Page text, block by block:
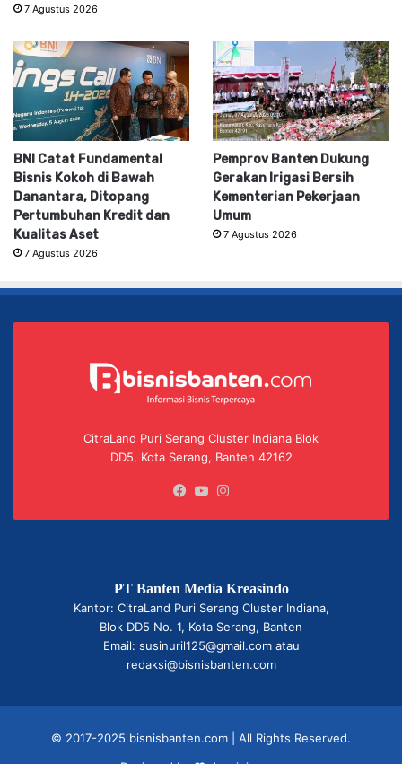
7 Agustus 2026
BNI Catat Fundamental
Bisnis Kokoh di Bawah
Danantara, Ditopang
Pertumbuhan Kredit dan
Kualitas Aset
7 Agustus 2026
Pemprov Banten Dukung
Gerakan Irigasi Bersih
Kementerian Pekerjaan
Umum
7 Agustus 2026
CitraLand Puri Serang Cluster Indiana Blok
DD5, Kota Serang, Banten 42162
Facebook
YouTube
PT Banten Media Kreasindo
Kantor: CitraLand Puri Serang Cluster Indiana,
Blok DD5 No. 1, Kota Serang, Banten
Email: susinuril125@gmail.com atau
redaksi@bisnisbanten.com
© 2017-2025 bisnisbanten.com | All Rights Reserved.